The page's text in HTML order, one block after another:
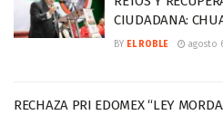
CIUDADANA:
BY EL ROBLE agosto
RECHAZA PRI EDOMEX “LEY